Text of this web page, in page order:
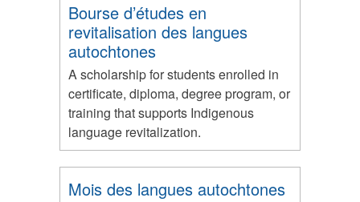
Bourse d’études en
revitalisation des langues
autochtones
A scholarship for students enrolled in
certificate, diploma, degree program, or
training that supports Indigenous
language revitalization.
Mois des langues autochtones